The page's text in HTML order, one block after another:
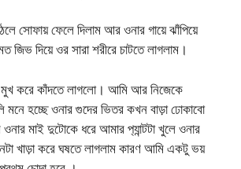
সোফায় ফেলে দিলাম আর ওনার গায়ে ঝাঁপিয়ে
দিয়ে ওর সারা শরীরে চাটতে লাগলাম।
মুখ করে কাঁদতে লাগলো। আমি আর নিজেকে
মনে হচ্ছে ওনার গুদের ভিতর কখন বাড়া ঢোকাবো
মাই দুটোকে ধরে আমার প‍্যান্টটা খুলে ওনার
খাড়া করে ঘষতে লাগলাম কারণ আমি একটু ভয়